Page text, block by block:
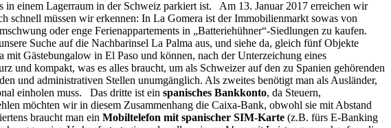
in einem Lagerraum in der Schweiz parkiert ist. Am 13. Januar 2017 erreichen wir
müssen wir erkennen: In La Gomera ist der Immobilienmarkt sowas von
oder enge Ferienappartements in „Batteriehühner“-Siedlungen zu kaufen.
Suche auf die Nachbarinsel La Palma aus, und siehe da, gleich fünf Objekte
Gästebungalow in El Paso und können, nach der Unterzeichung eines
kompakt, was es alles braucht, um als Schweizer auf den zu Spanien gehörenden
und administrativen Stellen unumgänglich. Als zweites benötigt man als Ausländer,
einholen muss. Das dritte ist ein spanisches Bankkonto, da Steuern,
möchten wir in diesem Zusammenhang die Caixa-Bank, obwohl sie mit Abstand
braucht man ein Mobiltelefon mit spanischer SIM-Karte (z.B. fürs E-Banking